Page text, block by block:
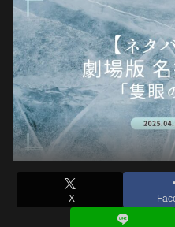
X